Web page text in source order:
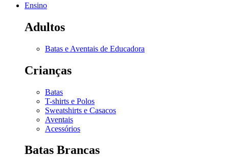
Ensino
Adultos
Batas e Aventais de Educadora
Crianças
Batas
T-shirts e Polos
Sweatshirts e Casacos
Aventais
Acessórios
Batas Brancas